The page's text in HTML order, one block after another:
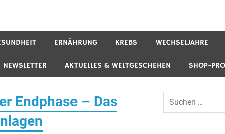
ERNÄHRUNG KREBS WECHSELJAHRE
NEWSLETTER AKTUELLES & WELTGESCHEHEN SHOP-
Endphase – Das